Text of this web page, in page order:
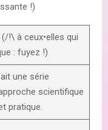
!)
!\ à ceux•elles qui
: fuyez !)
une série
scientifique
pratique.